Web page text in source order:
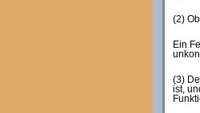
(2)
Ein
(3)
ist,